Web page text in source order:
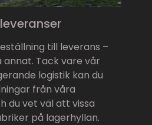
till leverans –
Tack vare vår
logistik kan du
från våra
du vet väl att vissa
på lagerhyllan.